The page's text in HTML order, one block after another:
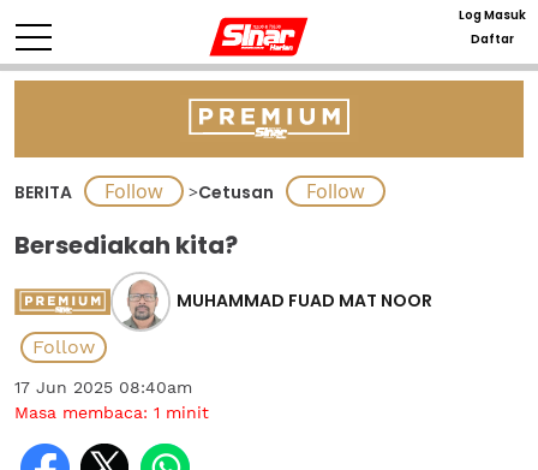
Log Masuk
Daftar
BERITA >Cetusan
Bersediakah kita?
MUHAMMAD FUAD MAT NOOR
17 Jun 2025 08:40am
Masa membaca: 1 minit